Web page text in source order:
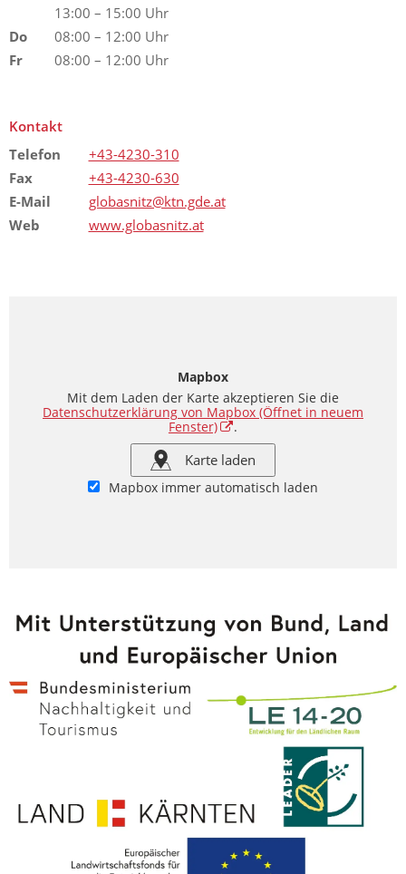
13:00 – 15:00 Uhr
Do
08:00 – 12:00 Uhr
Fr
08:00 – 12:00 Uhr
Kontakt
Telefon
+43-4230-310
Fax
+43-4230-630
E-Mail
globasnitz@ktn.gde.at
Web
www.globasnitz.at
Mapbox
Mit dem Laden der Karte akzeptieren Sie die
Datenschutzerklärung von Mapbox (Öffnet in neuem
Fenster)
.
Karte laden
Mapbox immer automatisch laden